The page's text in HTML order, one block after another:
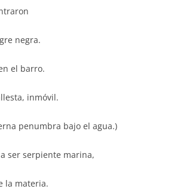
negra.
el barro.
inmóvil.
penumbra bajo el agua.)
ser serpiente marina,
la materia.